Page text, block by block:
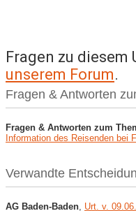
Fragen zu diesem
unserem Forum.
Fragen & Antworten
Fragen & Antworten zum
Information des Reisenden bei
Verwandte
AG Baden-Baden Urt. v.